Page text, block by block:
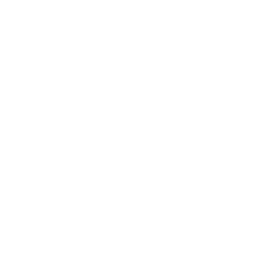
nuova agevolazione fiscale del 55%, i tempi
soli 2 anni.
scaldacqua 80 lt tradizionale è di 10 anni
di calore con NUOS EVO 80
dell’energia elettrica, un risparmio
dell’investimento iniziale.
di calore NUOS a un impianto fotovoltaico
costo dell’energia elettrica di oltre il 95%,
generata dal pannello e all’energia addizionale
all’avanguardia che garantisce un ulteriore
e permette di produrre acqua calda per le
e in completa sintonia con
medio dell’energia di 0,21 €/kWh (Fonte
di tipo residenziale in Italia) e un ricavo
kWh (Fonte stima interna dei ricavi medi per
energia e quota servizi).